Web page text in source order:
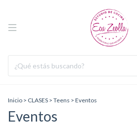
Inicio > CLASES > Teens > Eventos
Eventos